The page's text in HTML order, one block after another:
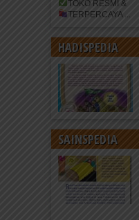
TOKO RESMI &
TERPERCAYA ...
HADISPEDIA
SAINSPEDIA